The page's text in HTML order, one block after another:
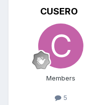
CUSERO
Members
5